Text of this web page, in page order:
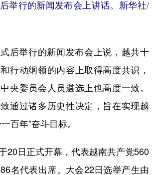
后举行的新闻发布会上讲话。新华社/
举行的新闻发布会上说，越共十
行动纲领的内容上取得高度共识，
央委员会人员遴选上也高度一致。
通过诸多历史性决定，旨在实现越
百年”奋斗目标。
日正式开幕，代表越南共产党560
名代表出席。大会22日选举产生由